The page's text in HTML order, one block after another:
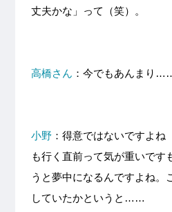
丈夫かな」って（笑）。
高橋さん ：今でもあんまり
小野：得意ではないですよね
も行く直前って気が重いです
うと夢中になるんですよね。
していたかというと……